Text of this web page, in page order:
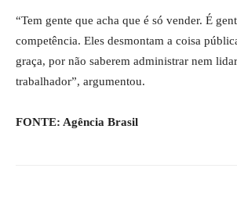
“Tem gente que acha que é só vender. É
competência. Eles desmontam a coisa
graça, por não saberem administrar nem
trabalhador”, argumentou.
FONTE: Agência Brasil